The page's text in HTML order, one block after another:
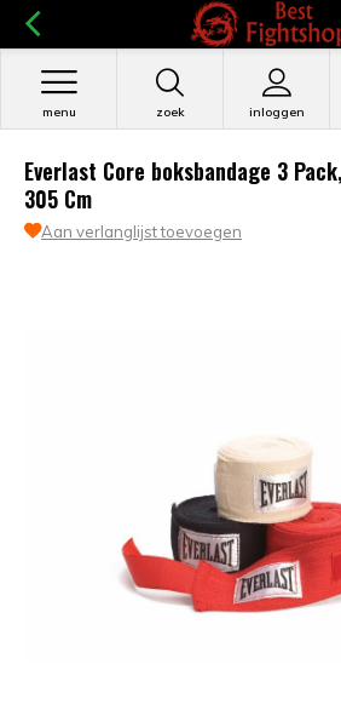
zoek inloggen
menu
Everlast Core boksbandage 3
305 Cm
Aan verlanglijst toevoegen